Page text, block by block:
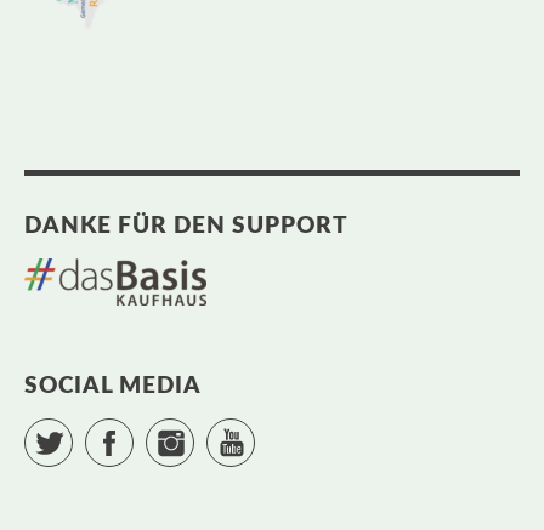
DANKE FÜR DEN SUPPORT
SOCIAL MEDIA
Twitter Facebook Instagram